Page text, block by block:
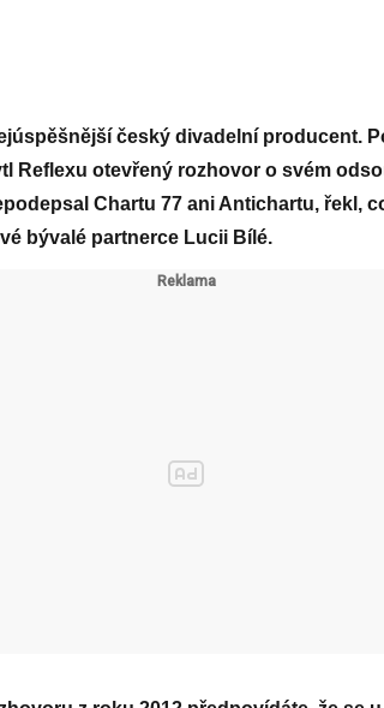
český divadelní producent.
Reflexu otevřený rozhovor o svém
Chartu 77 ani Antichartu, řekl,
bývalé partnerce Lucii Bílé.